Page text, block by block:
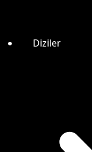
Diziler